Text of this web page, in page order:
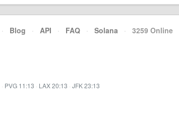
· Blog · API · FAQ · Solana · 3259 Online
· PVG 11:13 · LAX 20:13 · JFK 23:13